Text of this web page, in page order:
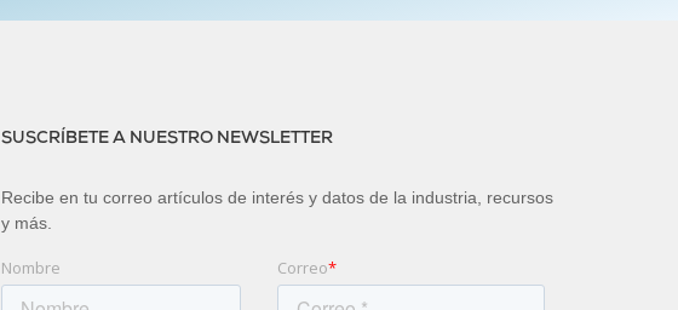
SUSCRÍBETE A NUESTRO NEWSLETTER
Recibe en tu correo artículos de interés y datos de la industria, recursos
y más.
Nombre Correo*